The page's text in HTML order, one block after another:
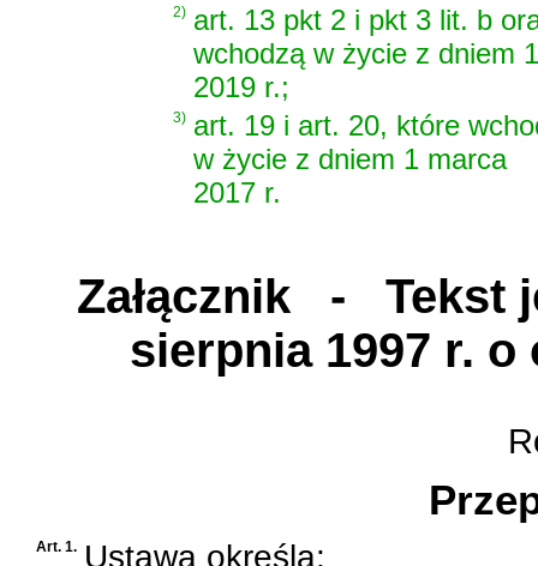
2) art. 13 pkt 2 i pkt 3 lit. b
wchodzą w życie z dniem
2019 r.;
3) art. 19 i art. 20, które
w życie z dniem 1 marca
2017 r.
Załącznik- Tekst
sierpnia 1997 r.
Art. 1. Ustawa określa: